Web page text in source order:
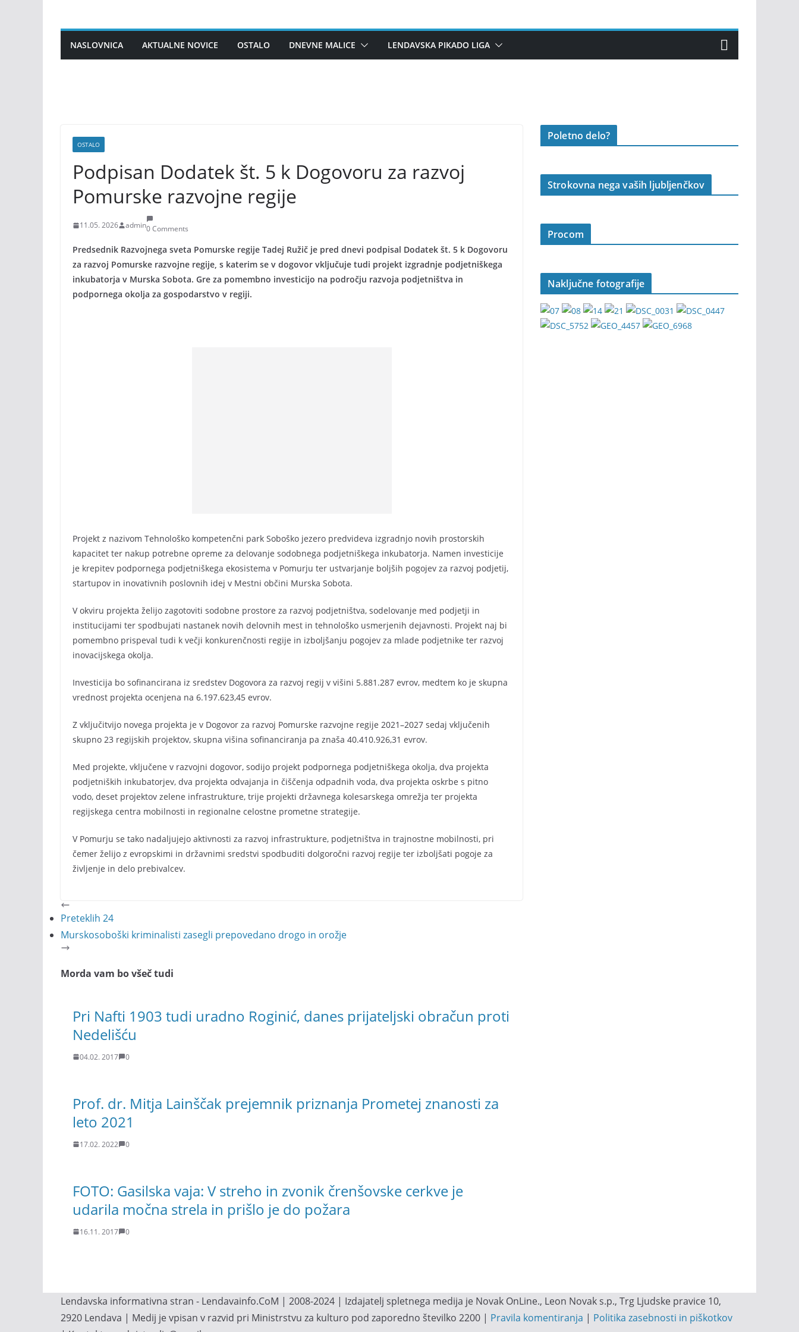
contentNASLOVNICA AKTUALNE NOVICE OSTALO DNEVNE MALICE LENDAVSKA PIKADO LIGA
OSTALO
Podpisan Dodatek št. 5 k Dogovoru za razvoj
Pomurske razvojne regije
11.05. 2026 admin0 Comments
Predsednik Razvojnega sveta Pomurske regije Tadej Ružič je pred dnevi podpisal Dodatek št. 5 k Dogovoru
za razvoj Pomurske razvojne regije, s katerim se v dogovor vključuje tudi projekt izgradnje podjetniškega
inkubatorja v Murska Sobota. Gre za pomembno investicijo na področju razvoja podjetništva in
podpornega okolja za gospodarstvo v regiji.
Projekt z nazivom Tehnološko kompetenčni park Soboško jezero predvideva izgradnjo novih prostorskih
kapacitet ter nakup potrebne opreme za delovanje sodobnega podjetniškega inkubatorja. Namen investicije
je krepitev podpornega podjetniškega ekosistema v Pomurju ter ustvarjanje boljših pogojev za razvoj podjetij,
startupov in inovativnih poslovnih idej v Mestni občini Murska Sobota.
V okviru projekta želijo zagotoviti sodobne prostore za razvoj podjetništva, sodelovanje med podjetji in
institucijami ter spodbujati nastanek novih delovnih mest in tehnološko usmerjenih dejavnosti. Projekt naj bi
pomembno prispeval tudi k večji konkurenčnosti regije in izboljšanju pogojev za mlade podjetnike ter razvoj
inovacijskega okolja.
Investicija bo sofinancirana iz sredstev Dogovora za razvoj regij v višini 5.881.287 evrov, medtem ko je skupna
vrednost projekta ocenjena na 6.197.623,45 evrov.
Z vključitvijo novega projekta je v Dogovor za razvoj Pomurske razvojne regije 2021–2027 sedaj vključenih
skupno 23 regijskih projektov, skupna višina sofinanciranja pa znaša 40.410.926,31 evrov.
Med projekte, vključene v razvojni dogovor, sodijo projekt podpornega podjetniškega okolja, dva projekta
podjetniških inkubatorjev, dva projekta odvajanja in čiščenja odpadnih voda, dva projekta oskrbe s pitno
vodo, deset projektov zelene infrastrukture, trije projekti državnega kolesarskega omrežja ter projekta
regijskega centra mobilnosti in regionalne celostne prometne strategije.
V Pomurju se tako nadaljujejo aktivnosti za razvoj infrastrukture, podjetništva in trajnostne mobilnosti, pri
čemer želijo z evropskimi in državnimi sredstvi spodbuditi dolgoročni razvoj regije ter izboljšati pogoje za
življenje in delo prebivalcev.
Preteklih 24
Murskosoboški kriminalisti zasegli prepovedano drogo in orožje
Morda vam bo všeč tudi
Pri Nafti 1903 tudi uradno Roginić, danes prijateljski obračun proti
Nedelišću
04.02. 2017 0
Prof. dr. Mitja Lainščak prejemnik priznanja Prometej znanosti za
leto 2021
17.02. 2022 0
FOTO: Gasilska vaja: V streho in zvonik črenšovske cerkve je
udarila močna strela in prišlo je do požara
16.11. 2017 0
Poletno delo?
Strokovna nega vaših ljubljenčkov
Procom
Naključne fotografije
Lendavska informativna stran - Lendavainfo.CoM | 2008-2024 | Izdajatelj spletnega medija je Novak OnLine., Leon Novak s.p., Trg Ljudske pravice 10,
2920 Lendava | Medij je vpisan v razvid pri Ministrstvu za kulturo pod zaporedno številko 2200 | Pravila komentiranja | Politika zasebnosti in piškotkov